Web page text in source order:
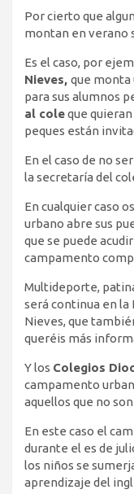
Por cierto que
montan en verano
Es el caso, por
Nieves, que monta
para sus alumnos
al coleque
peques están
En el caso de no
la secretaría del
En cualquier caso
urbano abre sus
que se puede
campamento
Multideporte,
será continua en la
Nieves, que
queréis más
Y los Colegios
campamento
aquellos que no
En este caso el
durante el es de
los niños se
aprendizaje del